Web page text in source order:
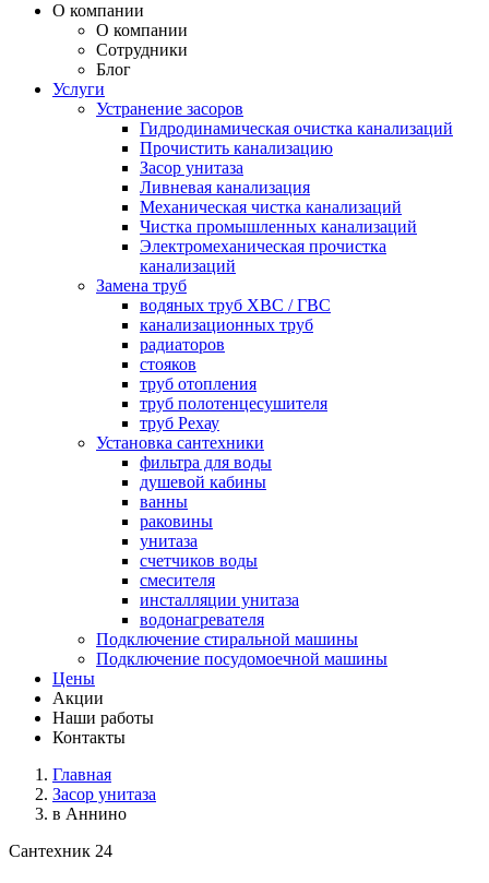
О компании
О компании
Сотрудники
Блог
Услуги
Устранение засоров
Гидродинамическая очистка канализаций
Прочистить канализацию
Засор унитаза
Ливневая канализация
Механическая чистка канализаций
Чистка промышленных канализаций
Электромеханическая прочистка
канализаций
Замена труб
водяных труб ХВС / ГВС
канализационных труб
радиаторов
стояков
труб отопления
труб полотенцесушителя
труб Рехау
Установка сантехники
фильтра для воды
душевой кабины
ванны
раковины
унитаза
счетчиков воды
смесителя
инсталляции унитаза
водонагревателя
Подключение стиральной машины
Подключение посудомоечной машины
Цены
Акции
Наши работы
Контакты
Главная
Засор унитаза
в Аннино
Сантехник 24